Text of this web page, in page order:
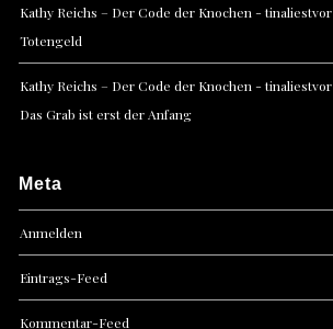
Kathy Reichs – Der Code der Knochen - tinaliestvor
Totengeld
Kathy Reichs – Der Code der Knochen - tinaliestvor
Das Grab ist erst der Anfang
Meta
Anmelden
Eintrags-Feed
Kommentar-Feed